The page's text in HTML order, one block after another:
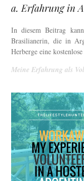
a. Erfahrung in
In diesem Beitrag
Brasilianerin, die in
Herberge eine
Meine Erfahrung als